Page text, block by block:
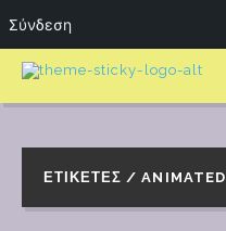
ΕΤΙΚΈΤΕΣ / ANIMATED
Σύνδεση